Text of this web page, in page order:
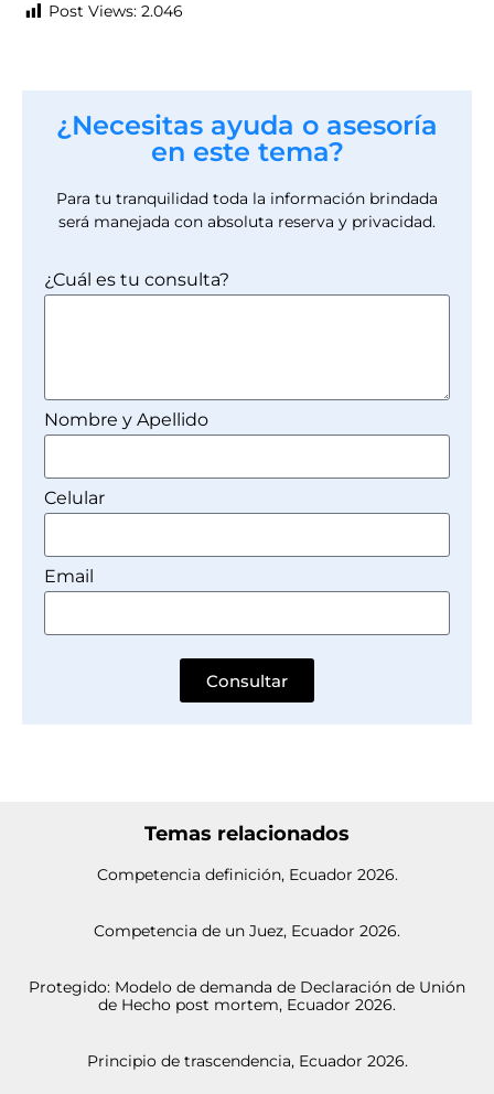
Post Views: 2.046
¿Necesitas ayuda o asesoría
en este tema?
Para tu tranquilidad toda la información brindada
será manejada con absoluta reserva y privacidad.
¿Cuál es tu consulta?
Nombre y Apellido
Celular
Email
Consultar
Temas relacionados
Competencia definición, Ecuador 2026.
Competencia de un Juez, Ecuador 2026.
Protegido: Modelo de demanda de Declaración de Unión
de Hecho post mortem, Ecuador 2026.
Principio de trascendencia, Ecuador 2026.